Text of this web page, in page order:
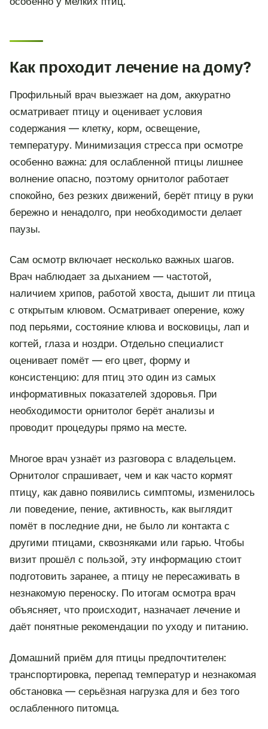
Как проходит лечение на дому?
Профильный врач выезжает на дом, аккуратно
осматривает птицу и оценивает условия
содержания — клетку, корм, освещение,
температуру. Минимизация стресса при осмотре
особенно важна: для ослабленной птицы лишнее
волнение опасно, поэтому орнитолог работает
спокойно, без резких движений, берёт птицу в руки
бережно и ненадолго, при необходимости делает
паузы.
Сам осмотр включает несколько важных шагов.
Врач наблюдает за дыханием — частотой,
наличием хрипов, работой хвоста, дышит ли птица
с открытым клювом. Осматривает оперение, кожу
под перьями, состояние клюва и восковицы, лап и
когтей, глаза и ноздри. Отдельно специалист
оценивает помёт — его цвет, форму и
консистенцию: для птиц это один из самых
информативных показателей здоровья. При
необходимости орнитолог берёт анализы и
проводит процедуры прямо на месте.
Многое врач узнаёт из разговора с владельцем.
Орнитолог спрашивает, чем и как часто кормят
птицу, как давно появились симптомы, изменилось
ли поведение, пение, активность, как выглядит
помёт в последние дни, не было ли контакта с
другими птицами, сквозняками или гарью. Чтобы
визит прошёл с пользой, эту информацию стоит
подготовить заранее, а птицу не пересаживать в
незнакомую переноску. По итогам осмотра врач
объясняет, что происходит, назначает лечение и
даёт понятные рекомендации по уходу и питанию.
Домашний приём для птицы предпочтителен:
транспортировка, перепад температур и незнакомая
обстановка — серьёзная нагрузка для и без того
ослабленного питомца.